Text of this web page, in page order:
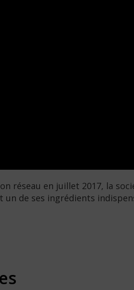
réseau en juillet 2017, la
un de ses ingrédients